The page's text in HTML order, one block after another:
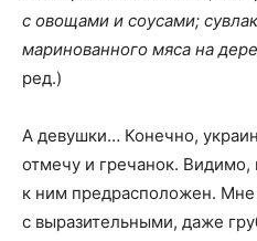
с овощами и соусами;
маринованного мяса на
ред.)
А девушки… Конечно,
отмечу и гречанок. Видимо,
к ним предрасположен.
с выразительными, даже